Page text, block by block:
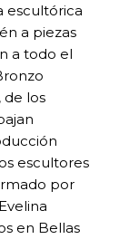
escultórica
a piezas
a todo el
de los
escultores
por
en Bellas